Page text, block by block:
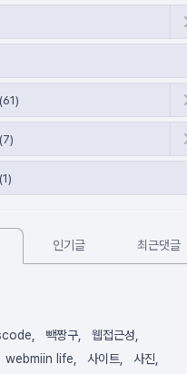
(61)
(7)
(1)
인기글 최근댓글
빽짱구
웹접근성
webmiin life 사이트
사진